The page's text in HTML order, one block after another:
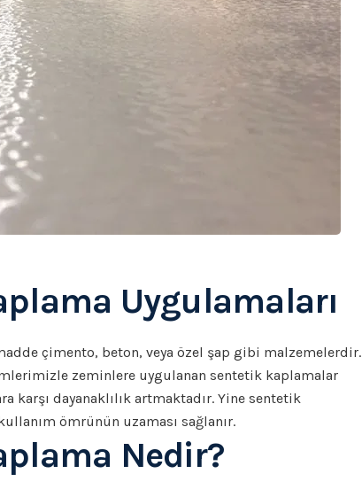
Uygulamaları
çimento, beton, veya özel şap gibi malzemelerdir.
zeminlere uygulanan sentetik kaplamalar
karşı dayanaklılık artmaktadır. Yine sentetik
ömrünün uzaması sağlanır.
Nedir?